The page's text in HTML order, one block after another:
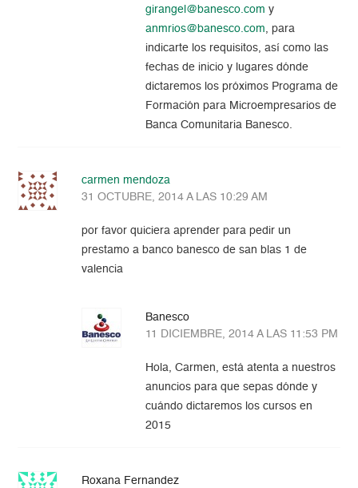
girangel@banesco.com y
anmrios@banesco.com, para
indicarte los requisitos, así como las
fechas de inicio y lugares dónde
dictaremos los próximos Programa de
Formación para Microempresarios de
Banca Comunitaria Banesco.
carmen mendoza
31 OCTUBRE, 2014 A LAS 10:29 AM
por favor quiciera aprender para pedir un
prestamo a banco banesco de san blas 1 de
valencia
Banesco
11 DICIEMBRE, 2014 A LAS 11:53 PM
Hola, Carmen, está atenta a nuestros
anuncios para que sepas dónde y
cuándo dictaremos los cursos en
2015
Roxana Fernandez